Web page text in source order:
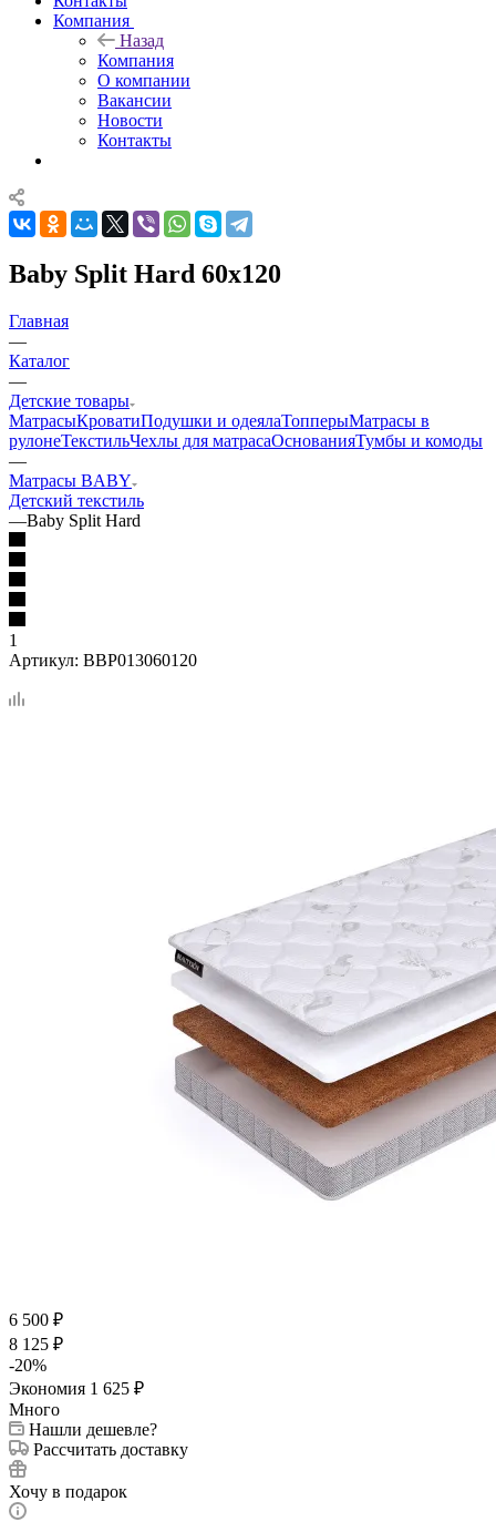
Компания
Назад
Компания
О компании
Вакансии
Новости
Контакты
Baby Split Hard 60x120
Главная
—
Каталог
—
Детские товары
МатрасыКроватиПодушки и одеялаТопперыМатрасы в
рулонеТекстильЧехлы для матрасаОснованияТумбы и комоды
—
Матрасы BABY
Детский текстиль
—Baby Split Hard
1
Артикул: BBP013060120
6 500 ₽
8 125 ₽
-20%
Экономия 1 625 ₽
Много
Нашли дешевле?
Рассчитать доставку
Хочу в подарок